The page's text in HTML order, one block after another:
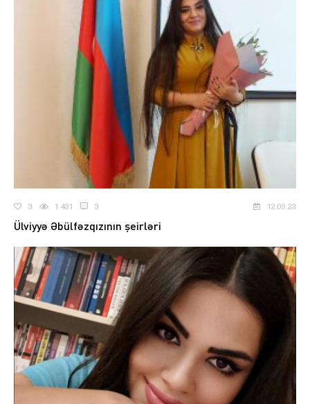
3 1 431 3 12.09.23
Ülviyyə Əbülfəzqızının şeirləri